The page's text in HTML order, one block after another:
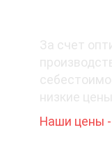
За счет
низкие
Наши цены